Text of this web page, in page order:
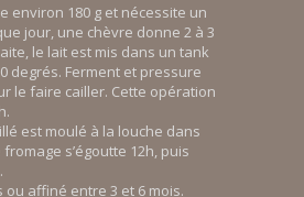
environ 180 g et nécessite un
jour, une chèvre donne 2 à 3
le lait est mis dans un tank
degrés. Ferment et pressure
le faire cailler. Cette opération
est moulé à la louche dans
s’égoutte 12h, puis
ou affiné entre 3 et 6 mois.